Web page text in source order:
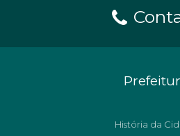
História da